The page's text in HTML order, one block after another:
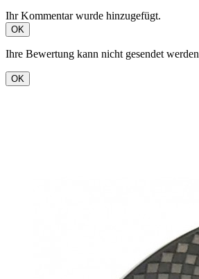
Ihr Kommentar wurde hinzugefügt.
OK
Ihre Bewertung kann nicht gesendet werden
OK